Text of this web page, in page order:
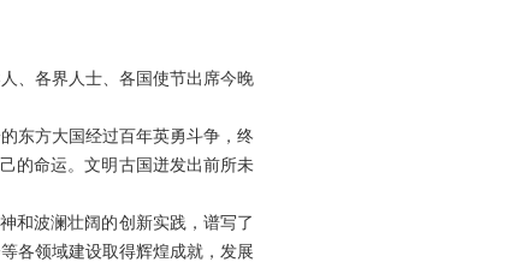
、各界人士、各国使节出席今晚
东方大国经过百年英勇斗争，终
的命运。文明古国迸发出前所未
和波澜壮阔的创新实践，谱写了
各领域建设取得辉煌成就，发展